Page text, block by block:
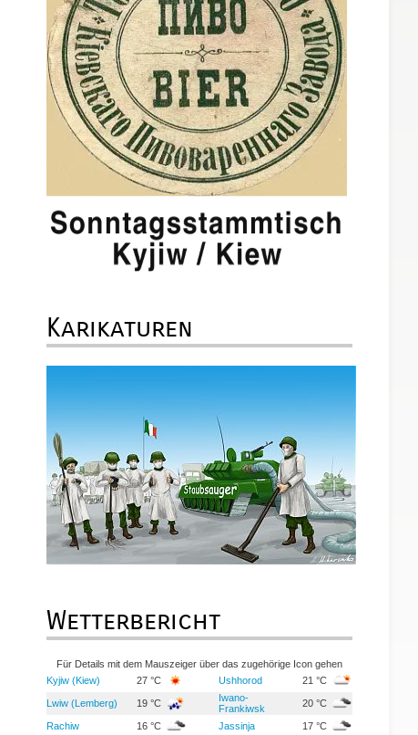
Karikaturen
Wetterbericht
Für Details mit dem Mauszeiger über das zugehörige Icon gehen
Kyjiw (Kiew)
27 °C Ushhorod 21 °C
Lwiw (Lemberg) 19 °C
Iwano-
Frankiwsk
20 °C
Rachiw 16 °C Jassinja 17 °C